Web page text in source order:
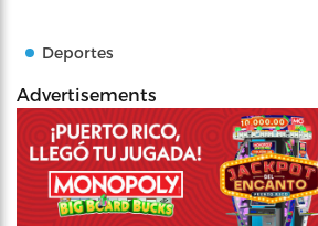
Deportes
Advertisements